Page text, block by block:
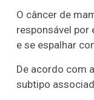
O câncer de
responsável por
e se espalhar
De acordo com
subtipo